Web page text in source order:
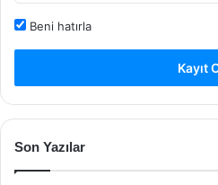
Beni hatırla
Kayıt
Son Yazılar